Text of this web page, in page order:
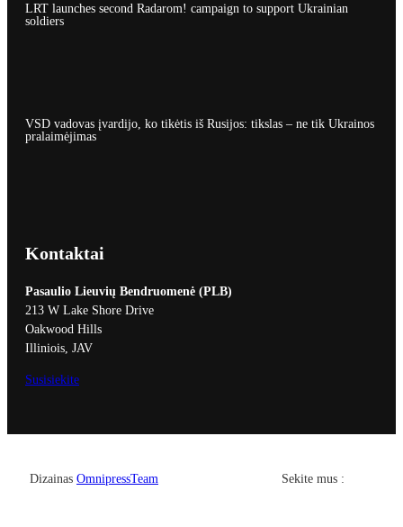
LRT launches second Radarom! campaign to support Ukrainian
soldiers
VSD vadovas įvardijo, ko tikėtis iš Rusijos: tikslas – ne tik Ukrainos
pralaimėjimas
Kontaktai
Pasaulio Lieuvių Bendruomenė (PLB)
213 W Lake Shore Drive
Oakwood Hills
Illiniois, JAV
Susisiekite
Dizainas OmnipressTeam Sekite mus :